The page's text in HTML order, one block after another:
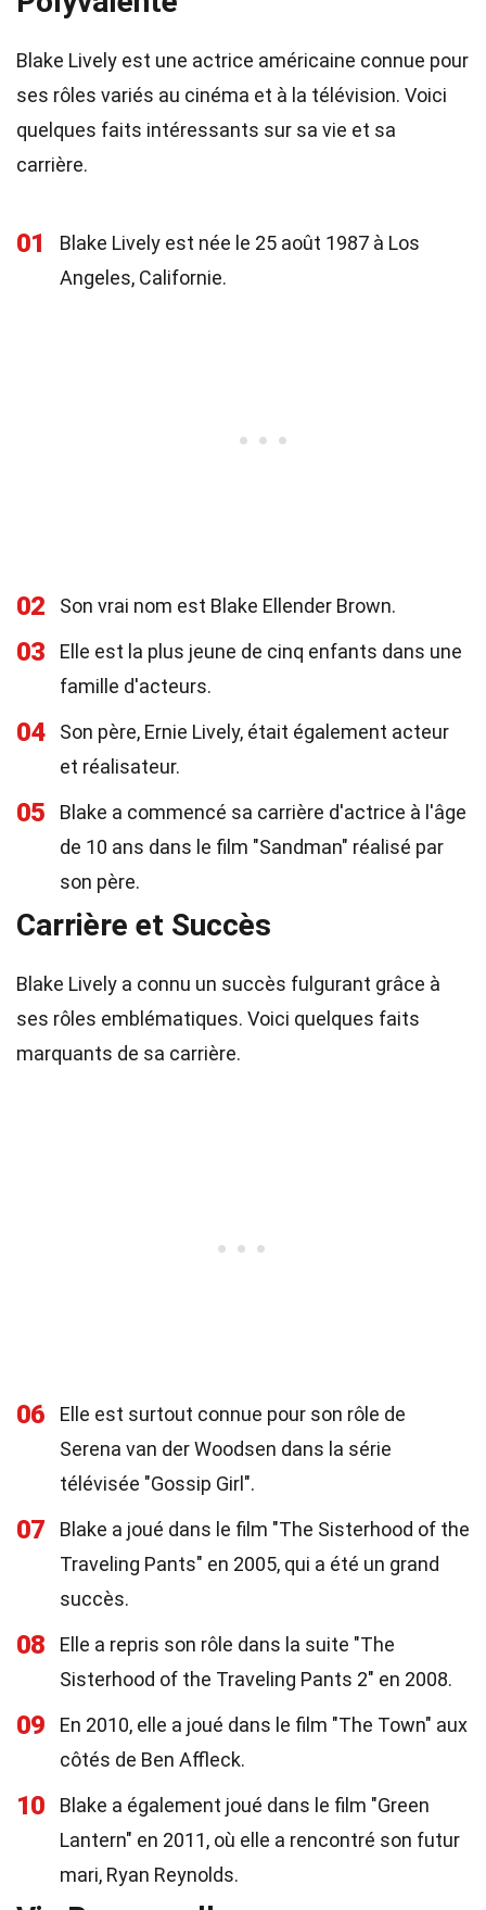
Blake Lively est une actrice américaine connue pour
ses rôles variés au cinéma et à la télévision. Voici
quelques faits intéressants sur sa vie et sa
carrière.
01
Blake Lively est née le 25 août 1987 à Los
Angeles, Californie.
02 Son vrai nom est Blake Ellender Brown.
03
Elle est la plus jeune de cinq enfants dans une
famille d'acteurs.
04
Son père, Ernie Lively, était également acteur
et réalisateur.
05
Blake a commencé sa carrière d'actrice à l'âge
de 10 ans dans le film "Sandman" réalisé par
son père.
Carrière et Succès
Blake Lively a connu un succès fulgurant grâce à
ses rôles emblématiques. Voici quelques faits
marquants de sa carrière.
06
Elle est surtout connue pour son rôle de
Serena van der Woodsen dans la série
télévisée "Gossip Girl".
07
Blake a joué dans le film "The Sisterhood of the
Traveling Pants" en 2005, qui a été un grand
succès.
08
Elle a repris son rôle dans la suite "The
Sisterhood of the Traveling Pants 2" en 2008.
09
En 2010, elle a joué dans le film "The Town" aux
côtés de Ben Affleck.
10
Blake a également joué dans le film "Green
Lantern" en 2011, où elle a rencontré son futur
mari, Ryan Reynolds.